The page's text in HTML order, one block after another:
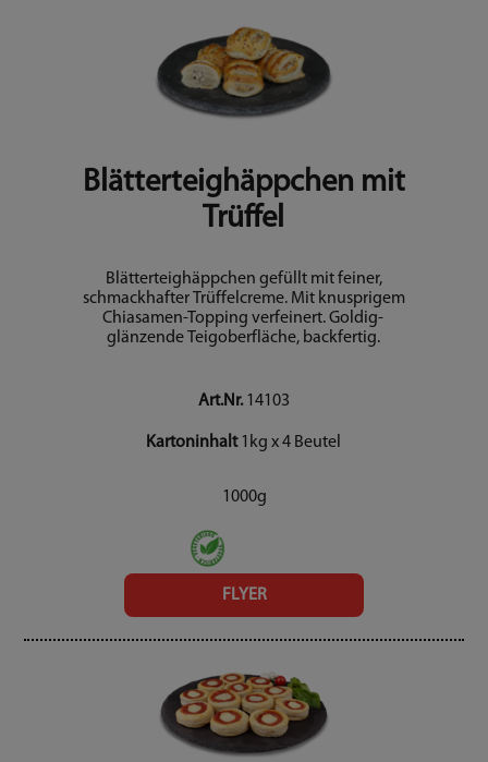
Blätterteighäppchen mit
Trüffel
Blätterteighäppchen gefüllt mit feiner,
schmackhafter Trüffelcreme. Mit knusprigem
Chiasamen-Topping verfeinert. Goldig-
glänzende Teigoberfläche, backfertig.
Art.Nr.14103
Kartoninhalt1kg x 4 Beutel
1000g
FLYER